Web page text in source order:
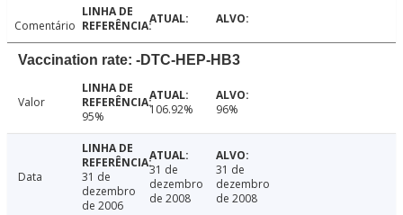
Comentário
Vaccination rate: -DTC-HEP-HB3
Valor
95%
106.92% 96%
Data
31 de
dezembro
de 2006
31 de
dezembro
de 2008
31 de
dezembro
de 2008